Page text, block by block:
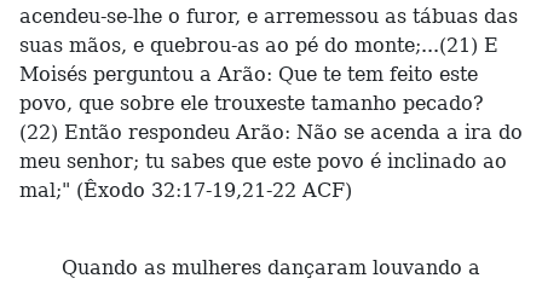
acendeu-se-lhe o furor, e arremessou as tábuas das
suas mãos, e quebrou-as ao pé do monte;...(21) E
Moisés perguntou a Arão: Que te tem feito este
povo, que sobre ele trouxeste tamanho pecado?
(22) Então respondeu Arão: Não se acenda a ira do
meu senhor; tu sabes que este povo é inclinado ao
mal;" (Êxodo 32:17-19,21-22 ACF)
Quando as mulheres dançaram louvando a